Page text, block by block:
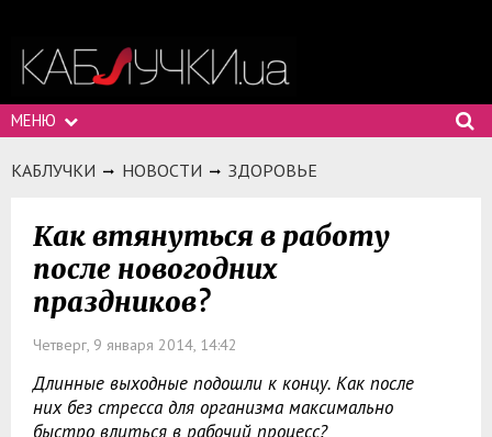
МЕНЮ
КАБЛУЧКИ НОВОСТИ ЗДОРОВЬЕ
Как втянуться в работу
после новогодних
праздников?
Четверг, 9 января 2014, 14:42
Длинные выходные подошли к концу. Как после
них без стресса для организма максимально
быстро влиться в рабочий процесс?